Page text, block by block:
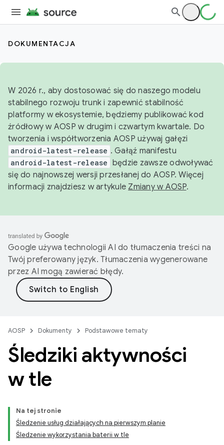
DOKUMENTACJA
W 2026 r., aby dostosować się do naszego modelu
stabilnego rozwoju trunk i zapewnić stabilność
platformy w ekosystemie, będziemy publikować kod
źródłowy w AOSP w drugim i czwartym kwartale. Do
tworzenia i współtworzenia AOSP używaj gałęzi
android-latest-release . Gałąź manifestu
android-latest-release będzie zawsze odwoływać
się do najnowszej wersji przesłanej do AOSP. Więcej
informacji znajdziesz w artykule Zmiany w AOSP.
Google używa technologii AI do tłumaczenia treści na
Twój preferowany język. Tłumaczenia wygenerowane
przez AI mogą zawierać błędy.
AOSP Dokumenty Podstawowe tematy
Śledziki aktywności
w tle
Na tej stronie
Śledzenie usług działających na pierwszym planie
Śledzenie wykorzystania baterii w tle